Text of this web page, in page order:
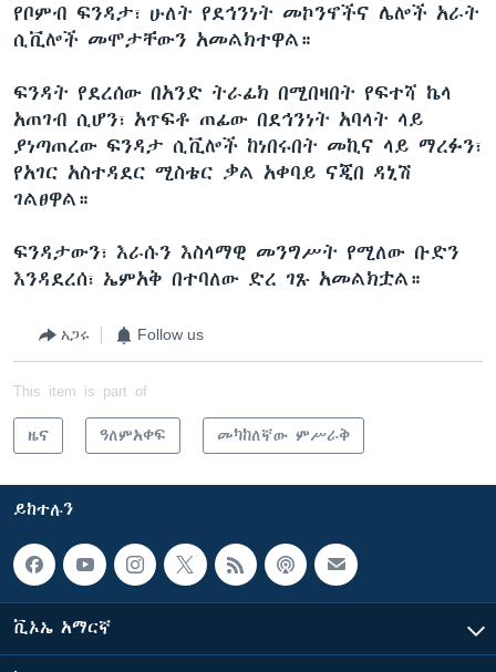
የቦምብ ፍንዳታ፣ ሁለት የደኅንነት መኮንኖችና ሌሎች አራት
ሲቪሎች መሞታቸውን አመልክተዋል።
ፍንዳት የደረሰው በአንድ ትራፊክ በሚበዛበት የፍተሻ ኬላ
አጠገብ ሲሆን፣ አጥፍቶ ጠፊው በደኅንነት አባላት ላይ
ያነጣጠረው ፍንዳታ ሲቪሎች ከነበሩበት መኪና ላይ ማረፉን፣
የአገር አስተዳደር ሚስቴር ቃል አቀባይ ናጂበ ዳኒሽ
ገልፀዋል።
ፍንዳታውን፣ እራሱን እስላማዊ መንግሥት የሚለው ቡድን
እንዳደረሰ፣ ኤምአቅ በተባለው ድረ ገጹ አመልክቷል።
አጋሩ Follow us
This item is part of
ዜና ዓለምአቀፍ መካከለኛው ምሥራቅ
ይከተሉን
ቪኦኤ አማርኛ